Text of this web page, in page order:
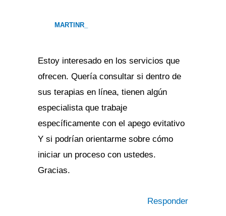
MARTINR_
Estoy interesado en los servicios que
ofrecen. Quería consultar si dentro de
sus terapias en línea, tienen algún
especialista que trabaje
específicamente con el apego evitativo
Y si podrían orientarme sobre cómo
iniciar un proceso con ustedes.
Gracias.
Responder